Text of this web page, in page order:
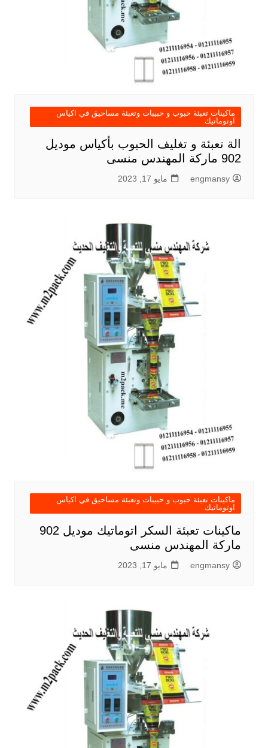
ماكينات تعبئة حبوب و حبيبات وتعبئة مساحيق في اكياس
اوتوماتيك
الة تعبئة و تغليف الحبوب بأكياس موديل
902 ماركة المهندس منسى
engmansy مايو 17, 2023
ماكينات تعبئة حبوب و حبيبات وتعبئة مساحيق في اكياس
اوتوماتيك
ماكينات تعبئة السكر اتوماتيك موديل 902
ماركة المهندس منسى
engmansy مايو 17, 2023